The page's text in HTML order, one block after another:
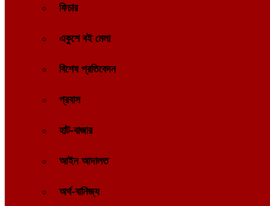
ফিচার
একুশে বই মেলা
বিশেষ প্রতিবেদন
প্রবাস
হাট-বাজার
আইন আদালত
অর্থ-বানিজ্য